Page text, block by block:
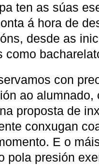
ten as súas
á hora de
desde as
como
con
ao alumnado,
proposta de
conxugan
E o
pola presión